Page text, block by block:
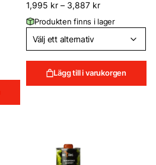
1,995 kr – 3,887 kr
Produkten finns i lager
Lägg till i varukorgen